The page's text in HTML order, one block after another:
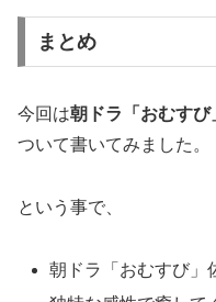
まとめ
今回は朝ドラ「おむす
ついて書いてみました。
という事で、
朝ドラ「おむすび」